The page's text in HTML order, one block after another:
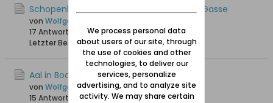
Schopenhauers Haus in der Heilig-Geist-Gasse
von Wolfgang
17 Antworten
31.708 Hits0 Likes
Letzter Beitrag30.10.2019, 16:50
Aal in Bodenwinkel
von Wolfgang
15 Antworten 27.905 Hits0 Likes
We process personal data
about users of our site, through
the use of cookies and other
technologies, to deliver our
services, personalize
advertising, and to analyze site
activity. We may share certain